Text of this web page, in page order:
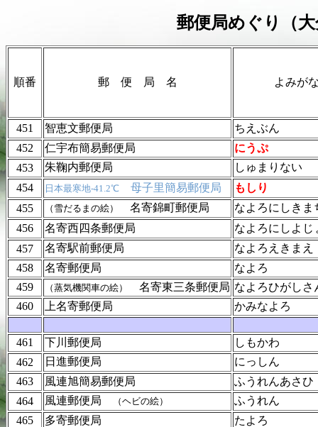
郵便局めぐり（
順番 郵 便 局 名 よみが
451 智恵文郵便局
ちえぶん
452
仁宇布簡易郵便局
にうぷ
453
朱鞠内郵便局
しゅまりない
454
日本最寒地-41.2℃ 母子里簡易郵便局
もしり
455
（雪だるまの絵） 名寄錦町郵便局
なよろにしきま
456
名寄西四条郵便局
なよろにしよじ
457
名寄駅前郵便局
なよろえきまえ
458
名寄郵便局
なよろ
459
（蒸気機関車の絵） 名寄東三条郵便局 なよろひがしさ
460
上名寄郵便局 かみなよろ
461 下川郵便局
しもかわ
462
日進郵便局
にっしん
463
風連旭簡易郵便局
ふうれんあさひ
464
風連郵便局 （ヘビの絵）
ふうれん
465
多寄郵便局
たよろ